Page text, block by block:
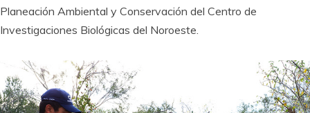
Planeación Ambiental y Conservación del Centro de
Investigaciones Biológicas del Noroeste.